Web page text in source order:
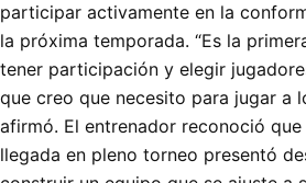
participar activamente en la
la próxima temporada. “Es la
tener participación y elegir
que creo que necesito para jugar a
afirmó. El entrenador reconoció
llegada en pleno torneo presentó